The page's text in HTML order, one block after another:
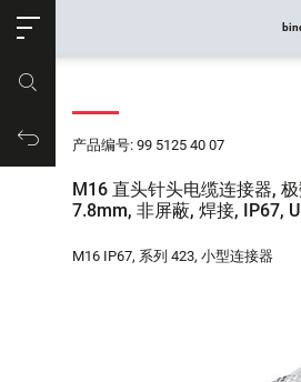
购物车产品编号: 99 5125 40 07
M16 直头针头电缆连接器,
7.8mm, 非屏蔽, 焊接, IP67,
M16 IP67, 系列 423, 小型连接器